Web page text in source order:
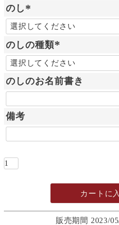
のし
(
必
須
)
のしの種類
(
必
須
)
のしのお名前書き
備考
カートに
販売期間 2023/